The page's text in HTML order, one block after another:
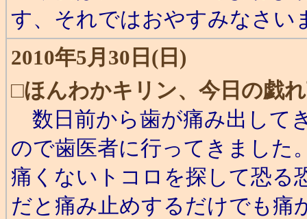
す、それではおやすみなさい
2010年5月30日(日)
□ほんわかキリン、今日の戯
数日前から歯が痛み出して
ので歯医者に行ってきました
痛くないトコロを探して恐る
だと痛み止めするだけでも痛